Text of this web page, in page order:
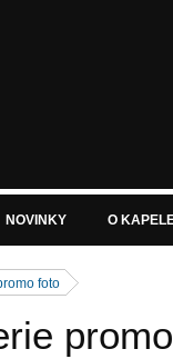
NOVINKY O
foto